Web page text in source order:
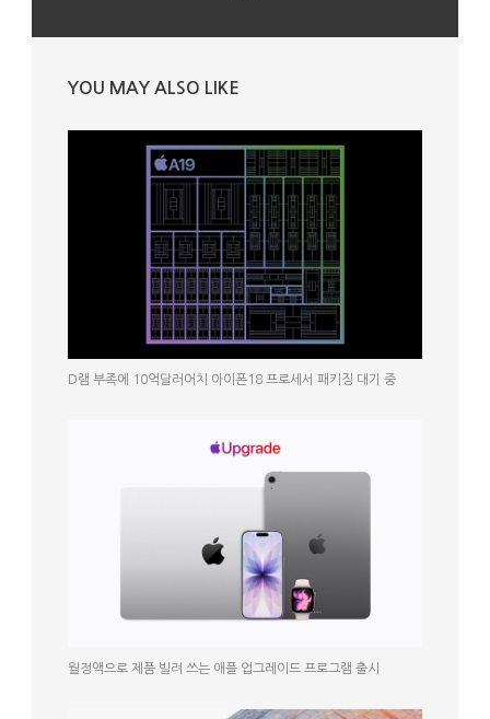
YOU MAY ALSO LIKE
D램 부족에 10억달러어치 아이폰18 프로세서 패키징 대기 중
월정액으로 제품 빌려 쓰는 애플 업그레이드 프로그램 출시